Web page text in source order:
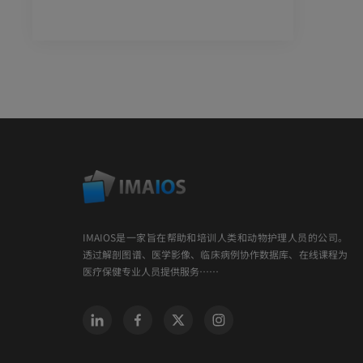
IMAIOS是一家旨在帮助和培训人类和动物护理人员的公司。
透过解剖图谱、医学影像、临床病例协作数据库、在线课程为
医疗保健专业人员提供服务……